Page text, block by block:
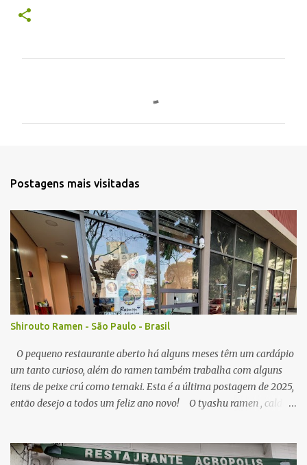
r
i
o
s
Postagens mais visitadas
Shirouto Ramen - São Paulo - Brasil
O pequeno restaurante aberto há alguns meses têm um cardápio
um tanto curioso, além do ramen também trabalha com alguns
itens de peixe crú como temaki. Esta é a última postagem de 2025,
então desejo a todos um feliz ano novo! O tyashu ramen , caldo
ponto de sal no caldo, algumas vezes estava perfeito, mas peguei o